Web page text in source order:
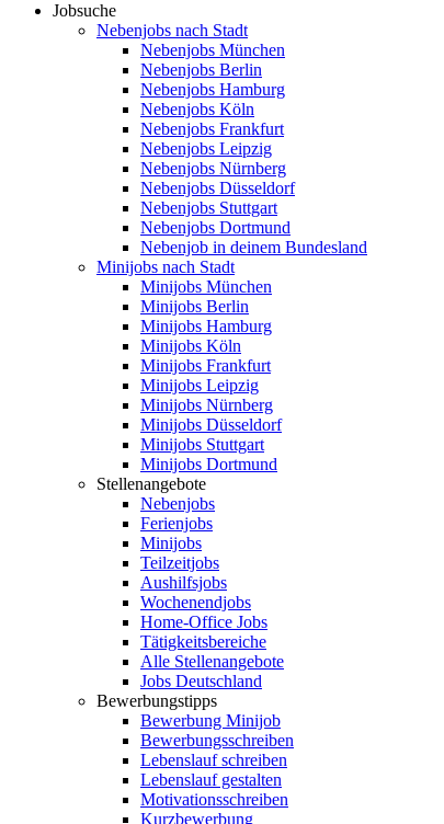
Jobsuche
Nebenjobs nach Stadt
Nebenjobs München
Nebenjobs Berlin
Nebenjobs Hamburg
Nebenjobs Köln
Nebenjobs Frankfurt
Nebenjobs Leipzig
Nebenjobs Nürnberg
Nebenjobs Düsseldorf
Nebenjobs Stuttgart
Nebenjobs Dortmund
Nebenjob in deinem Bundesland
Minijobs nach Stadt
Minijobs München
Minijobs Berlin
Minijobs Hamburg
Minijobs Köln
Minijobs Frankfurt
Minijobs Leipzig
Minijobs Nürnberg
Minijobs Düsseldorf
Minijobs Stuttgart
Minijobs Dortmund
Stellenangebote
Nebenjobs
Ferienjobs
Minijobs
Teilzeitjobs
Aushilfsjobs
Wochenendjobs
Home-Office Jobs
Tätigkeitsbereiche
Alle Stellenangebote
Jobs Deutschland
Bewerbungstipps
Bewerbung Minijob
Bewerbungsschreiben
Lebenslauf schreiben
Lebenslauf gestalten
Motivationsschreiben
Kurzbewerbung